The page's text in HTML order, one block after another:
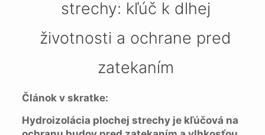
strechy: kľúč k dlhej
životnosti a ochrane pred
zatekaním
Článok v skratke:
Hydroizolácia plochej strechy je kľúčová na